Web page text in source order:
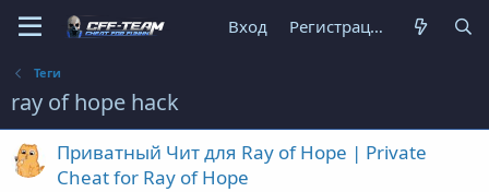
Вход Регистрация
Теги
ray of hope hack
Приватный Чит для Ray of Hope | Private
Cheat for Ray of Hope